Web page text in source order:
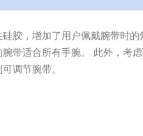
胶，增加了用户佩戴腕带时的
带适合所有手腕。 此外，考
调节腕带。